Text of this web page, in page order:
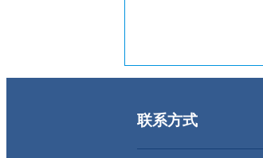
联系方式